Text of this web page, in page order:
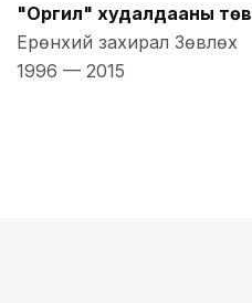
"Оргил" худалдааны төв
Ерөнхий захирал Зөвлөх
1996 — 2015